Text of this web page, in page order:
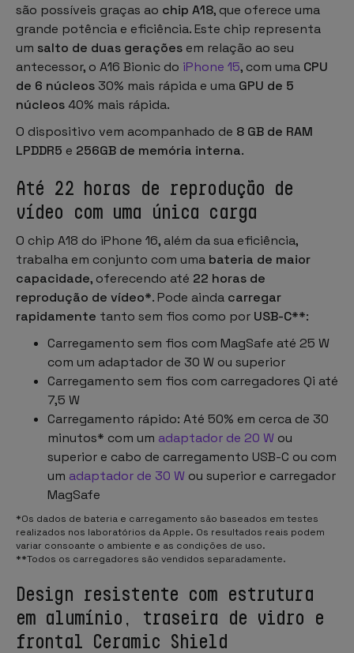
são possíveis graças ao chip A18, que oferece uma
grande potência e eficiência. Este chip representa
um salto de duas gerações em relação ao seu
antecessor, o A16 Bionic do iPhone 15, com uma CPU
de 6 núcleos 30% mais rápida e uma GPU de 5
núcleos40% mais rápida.
O dispositivo vem acompanhado de 8 GB de RAM
LPDDR5 e 256GB de memória interna.
Até 22 horas de reprodução de
vídeo com uma única carga
O chip A18 do iPhone 16, além da sua eficiência,
trabalha em conjunto com uma bateria de maior
capacidade, oferecendo até 22 horas de
reprodução de vídeo*. Pode ainda carregar
rapidamente tanto sem fios como por USB-C**:
Carregamento sem fios com MagSafe até 25 W
com um adaptador de 30 W ou superior
Carregamento sem fios com carregadores Qi até
7,5 W
Carregamento rápido: Até 50% em cerca de 30
minutos* com um adaptador de 20 W ou
superior e cabo de carregamento USB-C ou com
um adaptador de 30 W ou superior e carregador
MagSafe
*Os dados de bateria e carregamento são baseados em testes
realizados nos laboratórios da Apple. Os resultados reais podem
variar consoante o ambiente e as condições de uso.
**Todos os carregadores são vendidos separadamente.
Design resistente com estrutura
em alumínio, traseira de vidro e
frontal Ceramic Shield